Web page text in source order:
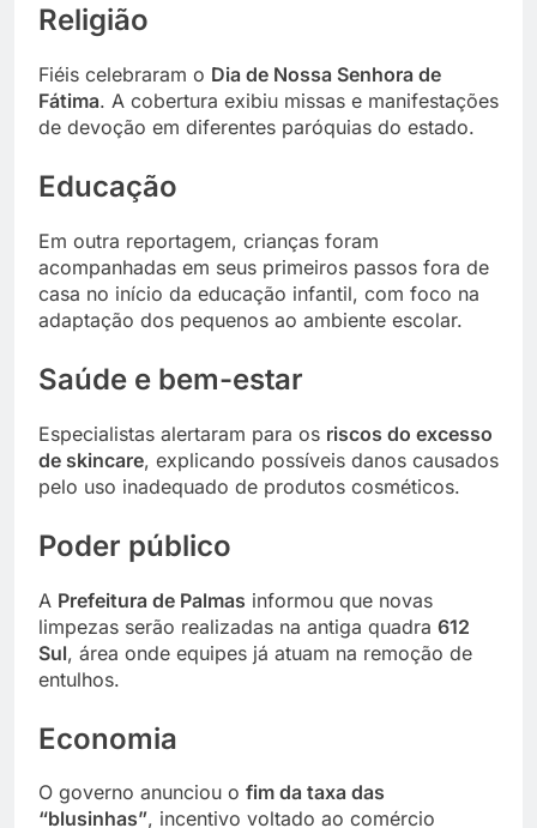
Religião
Fiéis celebraram o Dia de Nossa Senhora de
Fátima. A cobertura exibiu missas e manifestações
de devoção em diferentes paróquias do estado.
Educação
Em outra reportagem, crianças foram
acompanhadas em seus primeiros passos fora de
casa no início da educação infantil, com foco na
adaptação dos pequenos ao ambiente escolar.
Saúde e bem-estar
Especialistas alertaram para os riscos do excesso
de skincare, explicando possíveis danos causados
pelo uso inadequado de produtos cosméticos.
Poder público
A Prefeitura de Palmas informou que novas
limpezas serão realizadas na antiga quadra 612
Sul, área onde equipes já atuam na remoção de
entulhos.
Economia
O governo anunciou o fim da taxa das
“blusinhas”, incentivo voltado ao comércio